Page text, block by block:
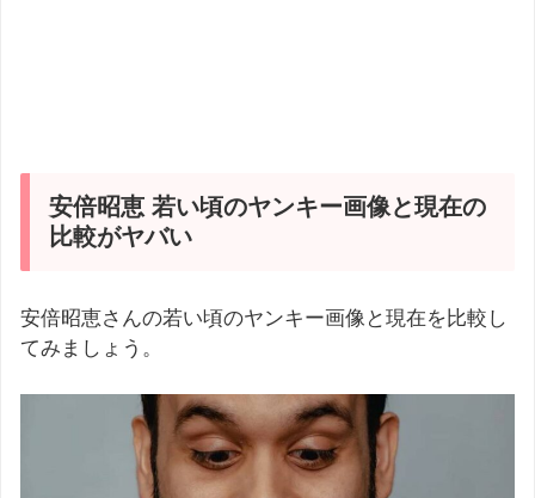
安倍昭恵 若い頃のヤンキー画像と現在の
比較がヤバい
安倍昭恵さんの若い頃のヤンキー画像と現在を比較し
てみましょう。